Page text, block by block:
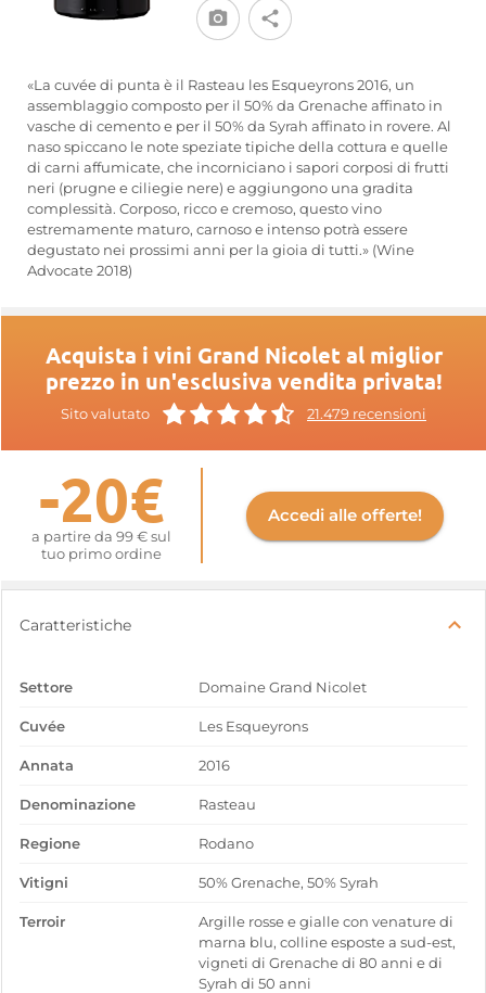
«La cuvée di punta è il Rasteau les Esqueyrons 2016, un
assemblaggio composto per il 50% da Grenache affinato in
vasche di cemento e per il 50% da Syrah affinato in rovere. Al
naso spiccano le note speziate tipiche della cottura e quelle
di carni affumicate, che incorniciano i sapori corposi di frutti
neri (prugne e ciliegie nere) e aggiungono una gradita
complessità. Corposo, ricco e cremoso, questo vino
estremamente maturo, carnoso e intenso potrà essere
degustato nei prossimi anni per la gioia di tutti.» (Wine
Advocate 2018)
Acquista i vini Grand Nicolet al miglior
prezzo in un'esclusiva vendita privata!
Sito valutato 21.479 recensioni
-20€
a partire da 99 € sul
tuo primo ordine
Accedi alle offerte!
Caratteristiche
Settore Domaine Grand Nicolet
Cuvée Les Esqueyrons
Annata 2016
Denominazione Rasteau
Regione Rodano
Vitigni 50% Grenache, 50% Syrah
Terroir
Argille rosse e gialle con venature di
marna blu, colline esposte a sud-est,
vigneti di Grenache di 80 anni e di
Syrah di 50 anni